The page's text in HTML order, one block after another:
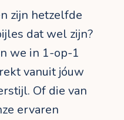
zijn hetzelfde
dat wel zijn?
we in 1-op-1
vanuit jóuw
Of die van
ervaren